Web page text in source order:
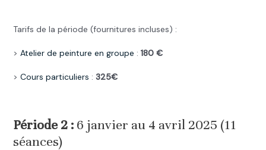
Tarifs de la période (fournitures incluses) :
> Atelier de peinture en groupe : 180 €
> Cours particuliers : 325€
Période 2 :6 janvier au 4 avril 2025 (11
séances)